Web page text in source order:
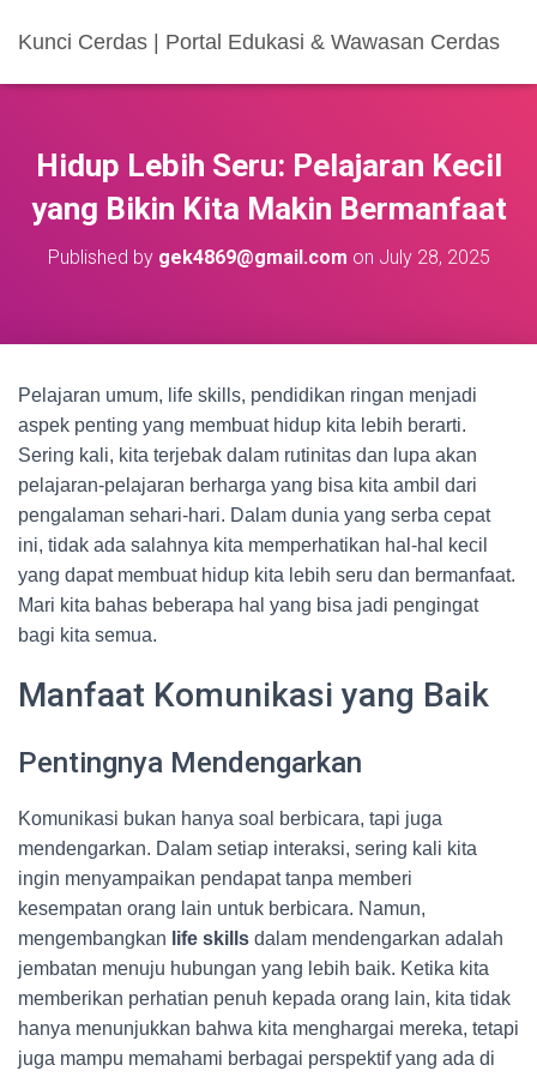
Kunci Cerdas | Portal Edukasi & Wawasan Cerdas
Hidup Lebih Seru: Pelajaran Kecil
yang Bikin Kita Makin Bermanfaat
Published by gek4869@gmail.com on July 28, 2025
Pelajaran umum, life skills, pendidikan ringan menjadi
aspek penting yang membuat hidup kita lebih berarti.
Sering kali, kita terjebak dalam rutinitas dan lupa akan
pelajaran-pelajaran berharga yang bisa kita ambil dari
pengalaman sehari-hari. Dalam dunia yang serba cepat
ini, tidak ada salahnya kita memperhatikan hal-hal kecil
yang dapat membuat hidup kita lebih seru dan bermanfaat.
Mari kita bahas beberapa hal yang bisa jadi pengingat
bagi kita semua.
Manfaat Komunikasi yang Baik
Pentingnya Mendengarkan
Komunikasi bukan hanya soal berbicara, tapi juga
mendengarkan. Dalam setiap interaksi, sering kali kita
ingin menyampaikan pendapat tanpa memberi
kesempatan orang lain untuk berbicara. Namun,
mengembangkan life skills dalam mendengarkan adalah
jembatan menuju hubungan yang lebih baik. Ketika kita
memberikan perhatian penuh kepada orang lain, kita tidak
hanya menunjukkan bahwa kita menghargai mereka, tetapi
juga mampu memahami berbagai perspektif yang ada di